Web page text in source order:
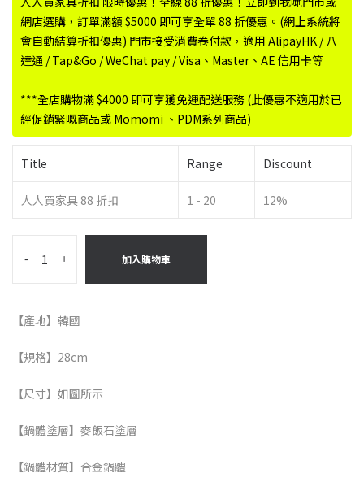
網店選購，訂單滿額 $5000 即可享全單 88 折優惠。(網上系統將
會自動結算折扣優惠) 門市接受消費卷付款，適用 AlipayHK / 八
達通 / Tap&Go / WeChat pay / Visa、Master、AE 信用卡等
***全店購物滿 $4000 即可享獲免運配送服務 (此優惠不適用於已
經促銷緊嘅商品或 Momomi 、PDM系列商品)
Title Range Discount
人人買家具 88 折扣 1 - 20 12%
- + 加入購物車
【產地】韓國
【規格】28cm
【尺寸】如圖所示
【鍋體塗層】麥飯石塗層
【鍋體材質】合金鍋體